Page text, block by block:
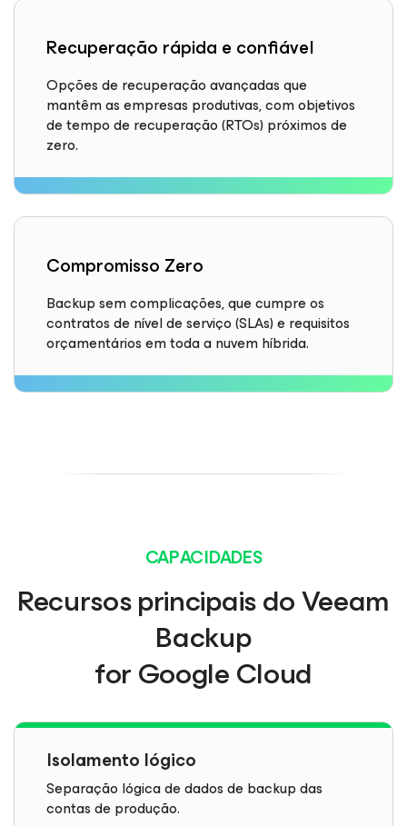
Recuperação rápida e confiável
Opções de recuperação avançadas que
mantêm as empresas produtivas, com objetivos
de tempo de recuperação (RTOs) próximos de
zero.
Compromisso Zero
Backup sem complicações, que cumpre os
contratos de nível de serviço (SLAs) e requisitos
orçamentários em toda a nuvem híbrida.
CAPACIDADES
Recursos principais do Veeam
Backup
for Google Cloud
Isolamento lógico
Separação lógica de dados de backup das
contas de produção.